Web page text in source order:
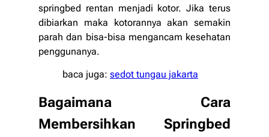
springbed rentan menjadi kotor. Jika terus
dibiarkan maka kotorannya akan semakin
parah dan bisa-bisa mengancam kesehatan
penggunanya.
baca juga: sedot tungau jakarta
Bagaimana Cara
Membersihkan Springbed